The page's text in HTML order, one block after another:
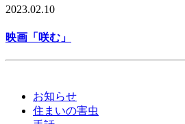
2023.02.10
映画「咲む」
お知らせ
住まいの害虫